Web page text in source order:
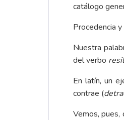
catálogo
Procedencia
Nuestra
del verbo
En latín, un
contrae (
Vemos, pues,